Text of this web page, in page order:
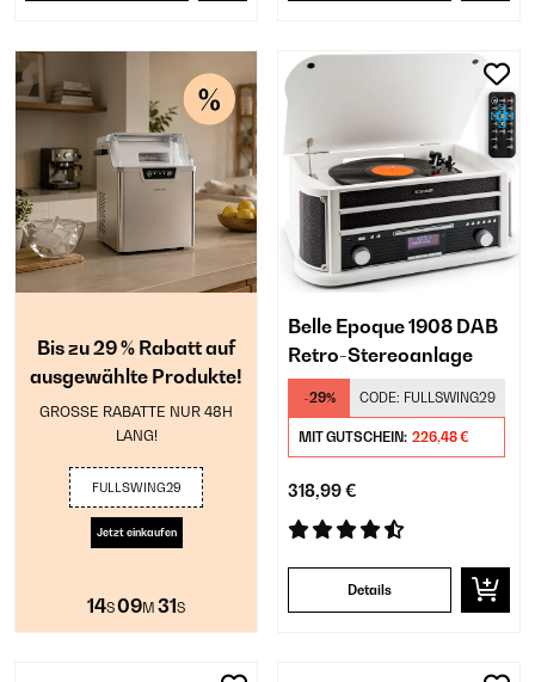
Bis zu 29 % Rabatt auf
ausgewählte Produkte!
GROSSE RABATTE NUR 48H
LANG!
FULLSWING29
Jetzt einkaufen
14S09M 30S
Belle Epoque 1908 DAB
Retro-Stereoanlage
-29% CODE: FULLSWING29
MIT GUTSCHEIN: 226,48 €
318,99 €
Details